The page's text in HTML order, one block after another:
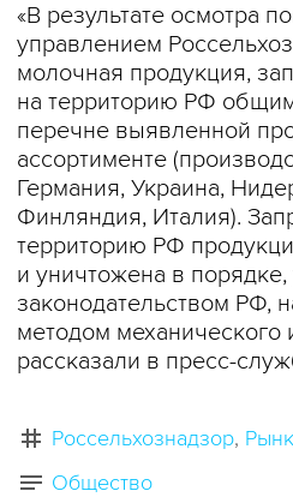
«В результате осмотра
управлением
молочная продукция,
на территорию РФ
перечне выявленной
ассортименте
Германия, Украина,
Финляндия, Италия).
территорию РФ
и уничтожена в
законодательством РФ,
методом механического
рассказали в пресс-
Россельхознадзор
Общество